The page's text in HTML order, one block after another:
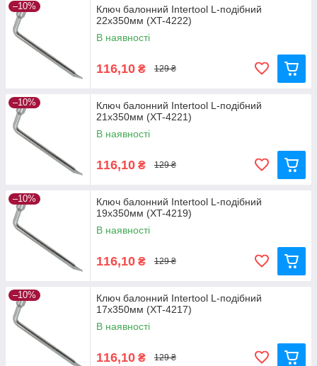
–10%
Ключ балонний Intertool L-подібний
22х350мм (XT-4222)
В наявності
116,10 ₴ 129 ₴
–10%
Ключ балонний Intertool L-подібний
21х350мм (XT-4221)
В наявності
116,10 ₴ 129 ₴
–10%
Ключ балонний Intertool L-подібний
19х350мм (XT-4219)
В наявності
116,10 ₴ 129 ₴
–10%
Ключ балонний Intertool L-подібний
17х350мм (XT-4217)
В наявності
116,10 ₴ 129 ₴